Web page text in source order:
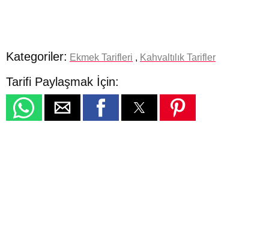
Kategoriler: Ekmek Tarifleri , Kahvaltılık Tarifler
Tarifi Paylaşmak İçin: